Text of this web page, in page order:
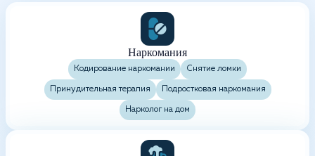
Наркомания
Кодирование наркомании Снятие ломки
Принудительная терапия Подростковая наркомания
Нарколог на дом